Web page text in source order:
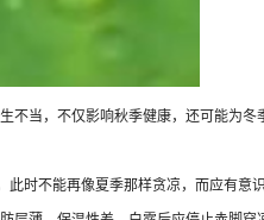
当，不仅影响秋季健康，还可能为冬
时不能再像夏季那样贪凉，而应有意